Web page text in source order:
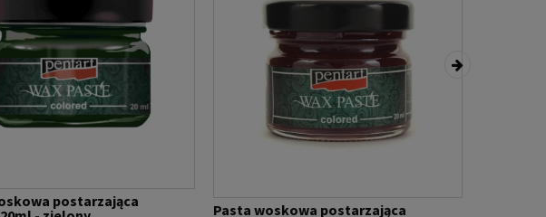
postarzająca
Pasta woskowa postarzająca